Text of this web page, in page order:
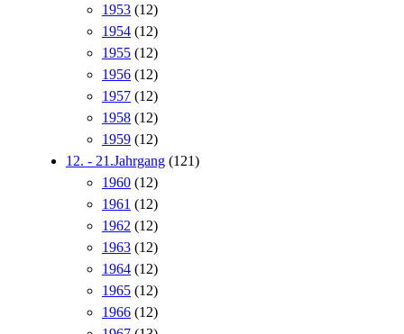
1953 (12)
1954 (12)
1955 (12)
1956 (12)
1957 (12)
1958 (12)
1959 (12)
12. - 21.Jahrgang (121)
1960 (12)
1961 (12)
1962 (12)
1963 (12)
1964 (12)
1965 (12)
1966 (12)